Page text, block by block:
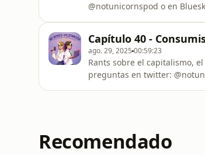
@notunicornspod o en
Capítulo 40 -
ago. 29, 2025 00:59:23
Rants sobre el capitalismo,
preguntas en twitter:
Recomendado